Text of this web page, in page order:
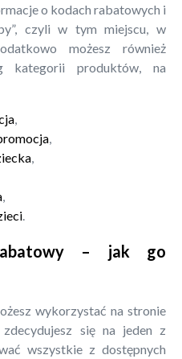
o kodach rabatowych i
czyli w tym miejscu, w
możesz również
kategorii produktów, na
,
,
,
,
.
– jak go
wykorzystać na stronie
się na jeden z
wszystkie z dostępnych